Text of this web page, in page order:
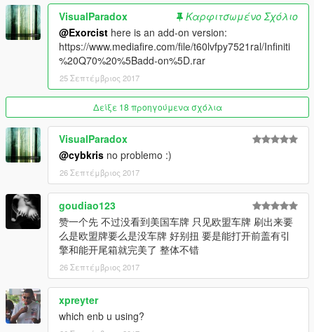
VisualParadox
Καρφιτσωμένο Σχόλιο
@Exorcist here is an add-on version:
https://www.mediafire.com/file/t60lvfpy7521ral/Infiniti
%20Q70%20%5Badd-on%5D.rar
25 Σεπτέμβριος 2017
Δείξε 18 προηγούμενα σχόλια
VisualParadox
@cybkris no problemo :)
26 Σεπτέμβριος 2017
goudiao123
赞一个先 不过没看到美国车牌 只见欧盟车牌 刷出来要
么是欧盟牌要么是没车牌 好别扭 要是能打开前盖有引
擎和能开尾箱就完美了 整体不错
26 Σεπτέμβριος 2017
xpreyter
which enb u using?